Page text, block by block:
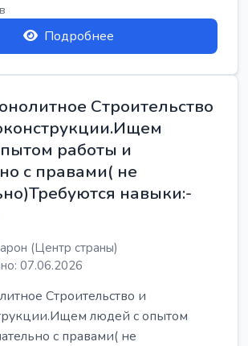
Подробнее
Строительство
работы и
с правами( не
навыки:-
(Центр страны)
07.06.2026
Строительство и
людей с опытом
с правами( не